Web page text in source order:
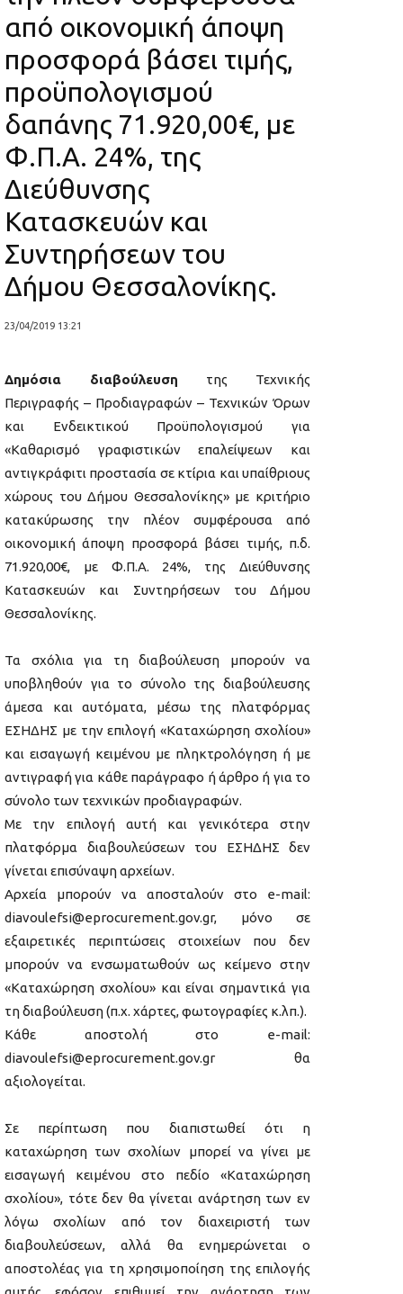
από οικονομική άποψη
προσφορά βάσει τιμής,
προϋπολογισμού
δαπάνης 71.920,00€, με
Φ.Π.Α. 24%, της
Διεύθυνσης
Κατασκευών και
Συντηρήσεων του
Δήμου Θεσσαλονίκης.
23/04/2019 13:21
Δημόσια διαβούλευση της Τεχνικής
Περιγραφής – Προδιαγραφών – Τεχνικών Όρων
και Ενδεικτικού Προϋπολογισμού για
«Καθαρισμό γραφιστικών επαλείψεων και
αντιγκράφιτι προστασία σε κτίρια και υπαίθριους
χώρους του Δήμου Θεσσαλονίκης» με κριτήριο
κατακύρωσης την πλέον συμφέρουσα από
οικονομική άποψη προσφορά βάσει τιμής, π.δ.
71.920,00€, με Φ.Π.Α. 24%, της Διεύθυνσης
Κατασκευών και Συντηρήσεων του Δήμου
Θεσσαλονίκης.
Τα σχόλια για τη διαβούλευση μπορούν να
υποβληθούν για το σύνολο της διαβούλευσης
άμεσα και αυτόματα, μέσω της πλατφόρμας
ΕΣΗΔΗΣ με την επιλογή «Καταχώρηση σχολίου»
και εισαγωγή κειμένου με πληκτρολόγηση ή με
αντιγραφή για κάθε παράγραφο ή άρθρο ή για το
σύνολο των τεχνικών προδιαγραφών.
Με την επιλογή αυτή και γενικότερα στην
πλατφόρμα διαβουλεύσεων του ΕΣΗΔΗΣ δεν
γίνεται επισύναψη αρχείων.
Αρχεία μπορούν να αποσταλούν στο e-mail:
diavoulefsi@eprocurement.gov.gr, μόνο σε
εξαιρετικές περιπτώσεις στοιχείων που δεν
μπορούν να ενσωματωθούν ως κείμενο στην
«Καταχώρηση σχολίου» και είναι σημαντικά για
τη διαβούλευση (π.χ. χάρτες, φωτογραφίες κ.λπ.).
Κάθε αποστολή στο e-mail:
diavoulefsi@eprocurement.gov.gr θα
αξιολογείται.
Σε περίπτωση που διαπιστωθεί ότι η
καταχώρηση των σχολίων μπορεί να γίνει με
εισαγωγή κειμένου στο πεδίο «Καταχώρηση
σχολίου», τότε δεν θα γίνεται ανάρτηση των εν
λόγω σχολίων από τον διαχειριστή των
διαβουλεύσεων, αλλά θα ενημερώνεται ο
αποστολέας για τη χρησιμοποίηση της επιλογής